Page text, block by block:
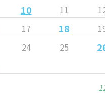
10 11
17 18
24 25